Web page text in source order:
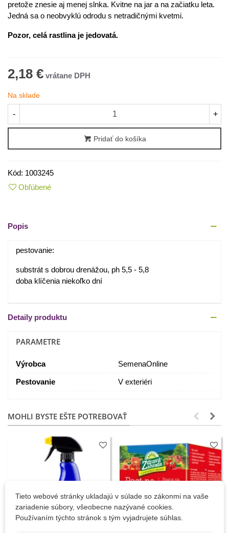
pretože znesie aj menej slnka. Kvitne na jar a na začiatku leta.
Jedná sa o neobvyklú odrodu s netradičnými kvetmi.
Pozor, celá rastlina je jedovatá.
2,18 €
Na sklade
- +
Pridať do košíka
Kód: 1003245
Obľúbené
Popis
pestovanie:
substrát s dobrou drenážou, ph 5,5 - 5,8
doba klíčenia niekoľko dní
Detaily produktu
PARAMETRE
Výrobca SemenaOnline
Pestovanie V exteriéri
MOHLI BYSTE EŠTE POTREBOVAŤ
Tieto webové stránky ukladajú v súlade so zákonmi na vaše
zariadenie súbory, všeobecne nazývané cookies.
Používaním týchto stránok s tým vyjadrujete súhlas.